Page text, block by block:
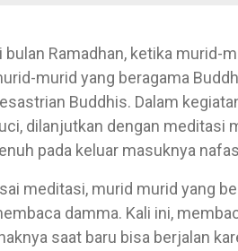
bulan Ramadhan, ketika murid-
murid yang beragama
Buddhis. Dalam
dilanjutkan dengan meditasi
pada keluar masuknya
meditasi, murid murid yang
damma. Kali ini,
saat baru bisa berjalan